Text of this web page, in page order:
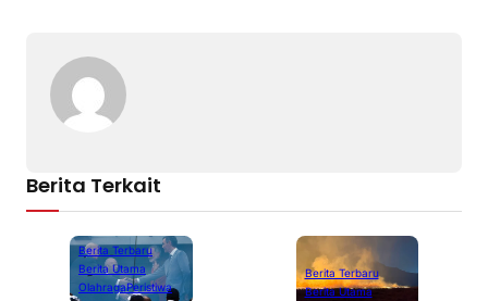
Berita Terkait
Berita Terbaru
Berita Utama
OlahragaPeristiwa
Berita Terbaru
Berita Utama